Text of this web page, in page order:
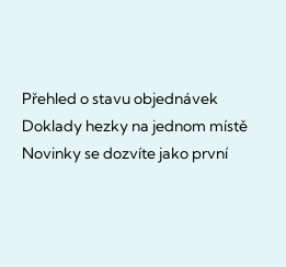
Přehled o stavu objednávek
Doklady hezky na jednom místě
Novinky se dozvíte jako první